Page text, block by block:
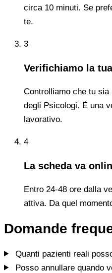
circa 10 minuti. Se
te.
3
Verifichiamo la
Controlliamo che tu
degli Psicologi. È una
lavorativo.
4
La scheda va
Entro 24-48 ore dalla
attiva. Da quel
Domande
Quanti pazienti reali
Posso annullare quando